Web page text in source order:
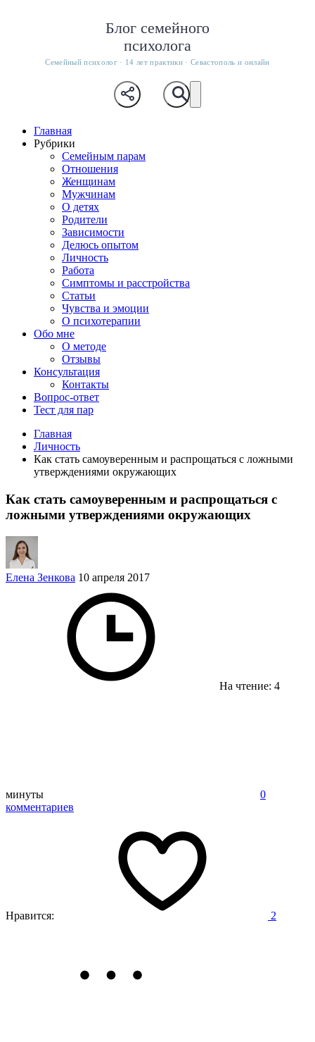
Блог семейного
психолога
Семейный психолог · 14 лет практики · Севастополь и онлайн
Главная
Рубрики
Семейным парам
Отношения
Женщинам
Мужчинам
О детях
Родители
Зависимости
Делюсь опытом
Личность
Работа
Симптомы и расстройства
Статьи
Чувства и эмоции
О психотерапии
Обо мне
О методе
Отзывы
Консультация
Контакты
Вопрос-ответ
Тест для пар
Главная
Личность
Как стать самоуверенным и распрощаться с ложными
утверждениями окружающих
Как стать самоуверенным и распрощаться с
ложными утверждениями окружающих
Елена Зенкова 10 апреля 2017
На чтение: 4
минуты
0
комментариев
Нравится: 2